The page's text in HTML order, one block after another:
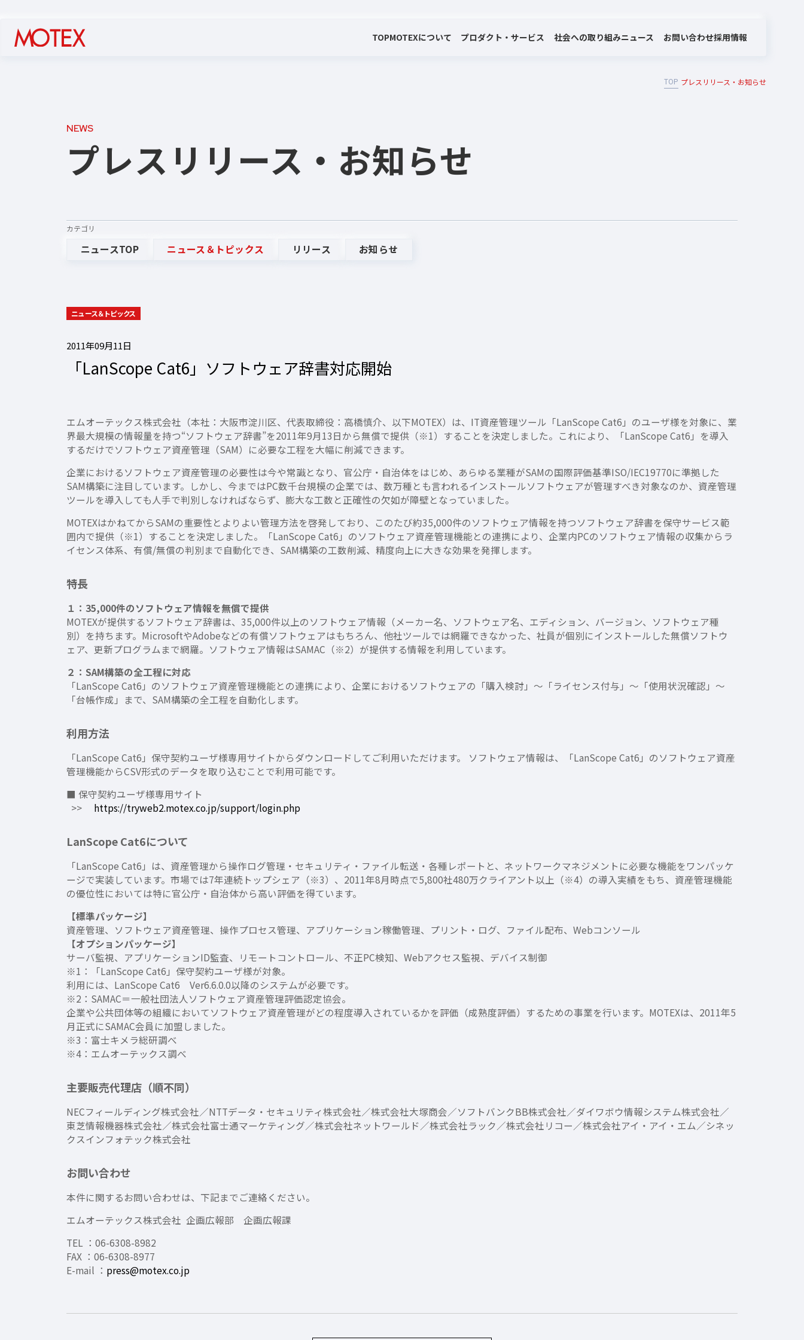
TOPMOTEXについて プロダクト・サービス
MOTEX/LANSCOPEのあゆみ
社会への取り組みニュース お問い合わせ採用情報
TOP プレスリリース・お知らせ
NEWS
プレスリリース ・お知らせ
カテゴリ
ニュースTOP ニュース＆トピックス リリース お知らせ
ニュース＆トピックス
2011年09月11日
「LanScope Cat6」ソフトウェア辞書対応開始
エムオーテックス株式会社（本社：大阪市淀川区、代表取締役：高橋慎介、以下MOTEX）は、IT資産管理ツール「LanScope Cat6」のユーザ様を対象に、業
界最大規模の情報量を持つ“ソフトウェア辞書”を2011年9月13日から無償で提供（※1）することを決定しました。これにより、「LanScope Cat6」を導入
するだけでソフトウェア資産管理（SAM）に必要な工程を大幅に削減できます。
企業におけるソフトウェア資産管理の必要性は今や常識となり、官公庁・自治体をはじめ、あらゆる業種がSAMの国際評価基準ISO/IEC19770に準拠した
SAM構築に注目しています。しかし、今まではPC数千台規模の企業では、数万種とも言われるインストールソフトウェアが管理すべき対象なのか、資産管理
ツールを導入しても人手で判別しなければならず、膨大な工数と正確性の欠如が障壁となっていました。
MOTEXはかねてからSAMの重要性とよりよい管理方法を啓発しており、このたび約35,000件のソフトウェア情報を持つソフトウェア辞書を保守サービス範
囲内で提供（※1）することを決定しました。「LanScope Cat6」のソフトウェア資産管理機能との連携により、企業内PCのソフトウェア情報の収集からラ
イセンス体系、有償/無償の判別まで自動化でき、SAM構築の工数削減、精度向上に大きな効果を発揮します。
特長
１：35,000件のソフトウェア情報を無償で提供
MOTEXが提供するソフトウェア辞書は、35,000件以上のソフトウェア情報（メーカー名、ソフトウェア名、エディション、バージョン、ソフトウェア種
別）を持ちます。MicrosoftやAdobeなどの有償ソフトウェアはもちろん、他社ツールでは網羅できなかった、社員が個別にインストールした無償ソフトウ
ェア、更新プログラムまで網羅。ソフトウェア情報はSAMAC（※2）が提供する情報を利用しています。
２：SAM構築の全工程に対応
「LanScope Cat6」のソフトウェア資産管理機能との連携により、企業におけるソフトウェアの「購入検討」～「ライセンス付与」～「使用状況確認」～
「台帳作成」まで、SAM構築の全工程を自動化します。
利用方法
「LanScope Cat6」保守契約ユーザ様専用サイトからダウンロードしてご利用いただけます。 ソフトウェア情報は、「LanScope Cat6」のソフトウェア資産
管理機能からCSV形式のデータを取り込むことで利用可能です。
■ 保守契約ユーザ様専用サイト
>>
https://tryweb2.motex.co.jp/support/login.php
LanScope Cat6について
「LanScope Cat6」は、資産管理から操作ログ管理・セキュリティ・ファイル転送・各種レポートと、ネットワークマネジメントに必要な機能をワンパッケ
ージで実装しています。市場では7年連続トップシェア（※3）、2011年8月時点で5,800社480万クライアント以上（※4）の導入実績をもち、資産管理機能
の優位性においては特に官公庁・自治体から高い評価を得ています。
【標準パッケージ】
資産管理、ソフトウェア資産管理、操作プロセス管理、アプリケーション稼働管理、プリント・ログ、ファイル配布、Webコンソール
【オプションパッケージ】
サーバ監視、アプリケーションID監査、リモートコントロール、不正PC検知、Webアクセス監視、デバイス制御
※1：「LanScope Cat6」保守契約ユーザ様が対象。
利用には、LanScope Cat6 Ver6.6.0.0以降のシステムが必要です。
※2：SAMAC＝一般社団法人ソフトウェア資産管理評価認定協会。
企業や公共団体等の組織においてソフトウェア資産管理がどの程度導入されているかを評価（成熟度評価）するための事業を行います。MOTEXは、2011年5
月正式にSAMAC会員に加盟しました。
※3：富士キメラ総研調べ
※4：エムオーテックス調べ
主要販売代理店（順不同）
NECフィールディング株式会社／NTTデータ・セキュリティ株式会社／株式会社大塚商会／ソフトバンクBB株式会社／ダイワボウ情報システム株式会社／
東芝情報機器株式会社／株式会社富士通マーケティング／株式会社ネットワールド／株式会社ラック／株式会社リコー／株式会社アイ・アイ・エム／シネッ
クスインフォテック株式会社
お問い合わせ
本件に関するお問い合わせは、下記までご連絡ください。
エムオーテックス株式会社 企画広報部 企画広報課
TEL ：06-6308-8982
FAX ：06-6308-8977
E-mail ： press@motex.co.jp